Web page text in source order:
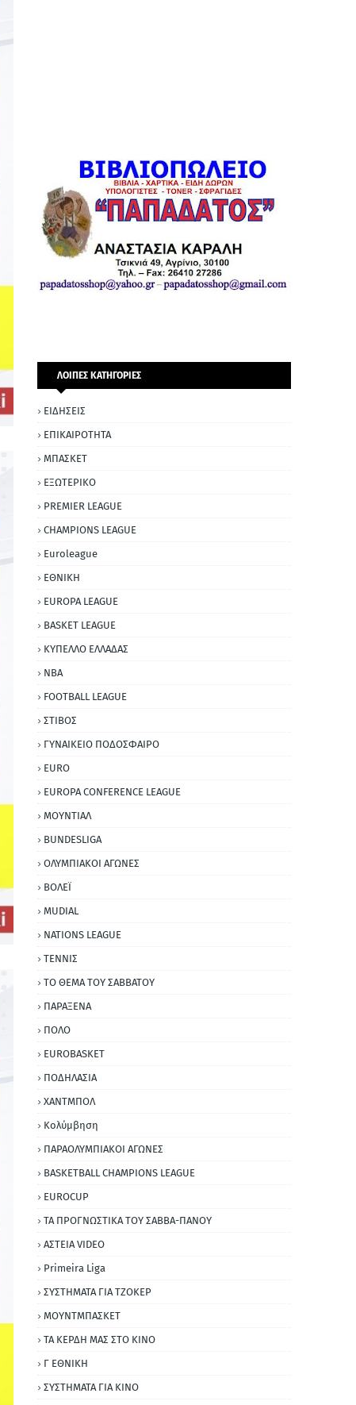
ΛΟΙΠΕΣ ΚΑΤΗΓΟΡΙΕΣ
ΕΙΔΗΣΕΙΣ
ΕΠΙΚΑΙΡΟΤΗΤΑ
ΜΠΑΣΚΕΤ
ΕΞΩΤΕΡΙΚΟ
PREMIER LEAGUE
CHAMPIONS LEAGUE
Euroleague
ΕΘΝΙΚΗ
EUROPA LEAGUE
BASKET LEAGUE
ΚΥΠΕΛΛΟ ΕΛΛΑΔΑΣ
NBA
FOOTBALL LEAGUE
ΣΤΙΒΟΣ
ΓΥΝΑΙΚΕΙΟ ΠΟΔΟΣΦΑΙΡΟ
EURO
EUROPA CONFERENCE LEAGUE
ΜΟΥΝΤΙΑΛ
BUNDESLIGA
ΟΛΥΜΠΙΑΚΟΙ ΑΓΩΝΕΣ
ΒΟΛΕΪ
MUDIAL
NATIONS LEAGUE
ΤΕΝΝΙΣ
ΤΟ ΘΕΜΑ ΤΟΥ ΣΑΒΒΑΤΟΥ
ΠΑΡΑΞΕΝΑ
ΠΟΛΟ
EUROBASKET
ΠΟΔΗΛΑΣΙΑ
ΧΑΝΤΜΠΟΛ
Κολύμβηση
ΠΑΡΑΟΛΥΜΠΙΑΚΟΙ ΑΓΩΝΕΣ
BASKETBALL CHAMPIONS LEAGUE
EUROCUP
ΤΑ ΠΡΟΓΝΩΣΤΙΚΑ ΤΟΥ ΣΑΒΒΑ-ΠΑΝΟΥ
ΑΣΤΕΙΑ VIDEO
Primeira Liga
ΣΥΣΤΗΜΑΤΑ ΓΙΑ ΤΖΟΚΕΡ
ΜΟΥΝΤΜΠΑΣΚΕΤ
ΤΑ ΚΕΡΔΗ ΜΑΣ ΣΤΟ ΚΙΝΟ
Γ ΕΘΝΙΚΗ
ΣΥΣΤΗΜΑΤΑ ΓΙΑ ΚΙΝΟ